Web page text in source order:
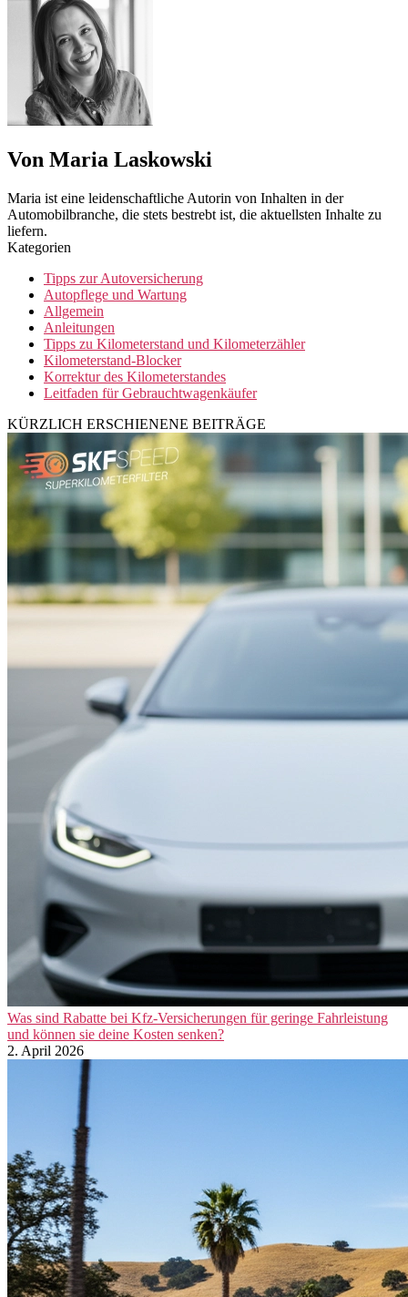
Von Maria Laskowski
Maria ist eine leidenschaftliche Autorin von Inhalten in der
Automobilbranche, die stets bestrebt ist, die aktuellsten Inhalte zu
liefern.
Kategorien
Tipps zur Autoversicherung
Autopflege und Wartung
Allgemein
Anleitungen
Tipps zu Kilometerstand und Kilometerzähler
Kilometerstand-Blocker
Korrektur des Kilometerstandes
Leitfaden für Gebrauchtwagenkäufer
KÜRZLICH ERSCHIENENE BEITRÄGE
Was sind Rabatte bei Kfz-Versicherungen für geringe Fahrleistung
und können sie deine Kosten senken?
2. April 2026